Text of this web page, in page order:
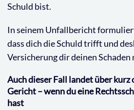
Schuld bist.
In seinem Unfallbericht
dass dich die Schuld trifft und
Versicherung dir deinen Schaden
Auch dieser Fall landet über kurz
Gericht – wenn du eine
hast